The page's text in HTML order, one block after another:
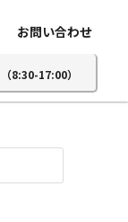
お問い合わせ
（8:30-17:00）